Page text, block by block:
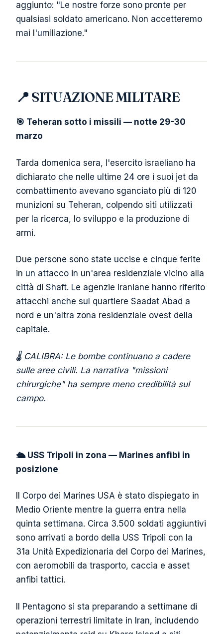
aggiunto: "Le nostre forze sono pronte per
qualsiasi soldato americano. Non accetteremo
mai l'umiliazione."
📍 SITUAZIONE MILITARE
🎯 Teheran sotto i missili — notte 29-30
marzo
Tarda domenica sera, l'esercito israeliano ha
dichiarato che nelle ultime 24 ore i suoi jet da
combattimento avevano sganciato più di 120
munizioni su Teheran, colpendo siti utilizzati
per la ricerca, lo sviluppo e la produzione di
armi.
Due persone sono state uccise e cinque ferite
in un attacco in un'area residenziale vicino alla
città di Shaft. Le agenzie iraniane hanno riferito
attacchi anche sul quartiere Saadat Abad a
nord e un'altra zona residenziale ovest della
capitale.
🌡️ CALIBRA: Le bombe continuano a cadere
sulle aree civili. La narrativa "missioni
chirurgiche" ha sempre meno credibilità sul
campo.
🛳️ USS Tripoli in zona — Marines anfibi in
posizione
Il Corpo dei Marines USA è stato dispiegato in
Medio Oriente mentre la guerra entra nella
quinta settimana. Circa 3.500 soldati aggiuntivi
sono arrivati a bordo della USS Tripoli con la
31a Unità Expedizionaria del Corpo dei Marines,
con aeromobili da trasporto, caccia e asset
anfibi tattici.
Il Pentagono si sta preparando a settimane di
operazioni terrestri limitate in Iran, includendo